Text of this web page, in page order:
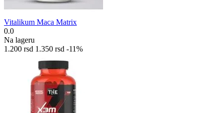
Vitalikum Maca Matrix
0.0
Na lageru
1.200 rsd 1.350 rsd -11%